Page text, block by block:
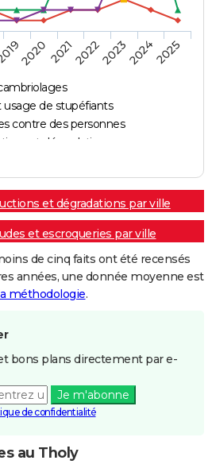
usage de stupéfiants
contre des personnes
et dégradations
202020212022202320242025
et dégradations par ville
et escroqueries par ville
de cinq faits ont été recensés
années, une donnée moyenne est
méthodologie.
bons plans directement par e-
Je m'abonne
de confidentialité
au Tholy